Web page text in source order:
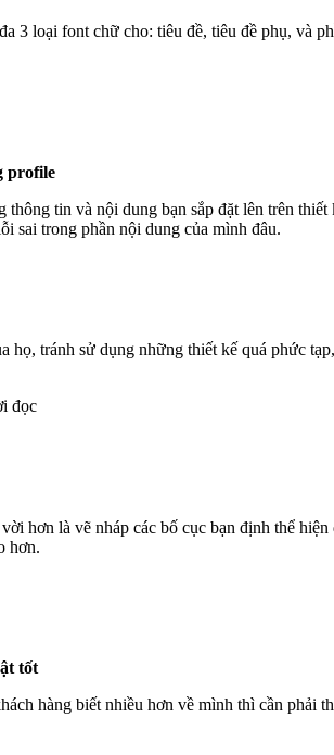
3 loại font chữ cho: tiêu đề, tiêu đề phụ, và
tin và nội dung bạn sắp đặt lên trên
sai trong phần nội dung của mình đâu.
tránh sử dụng những thiết kế quá phức
hơn là vẽ nháp các bố cục bạn định thể
hơn.
hàng biết nhiều hơn về mình thì cần phải